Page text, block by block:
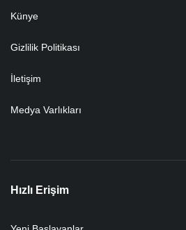
Künye
Gizlilik Politikası
İletişim
Medya Varlıkları
Hızlı Erişim